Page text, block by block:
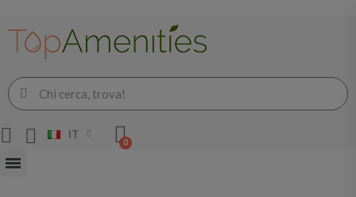
IT